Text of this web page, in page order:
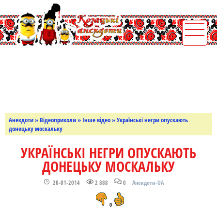
Анекдоти»Відеоприколи» Інше відео» Українські негри опускають
донецьку москальку
УКРАЇНСЬКІ НЕГРИ ОПУСКАЮТЬ
ДОНЕЦЬКУ МОСКАЛЬКУ
20-01-2014 2 888 0 Анекдоти-UA
0